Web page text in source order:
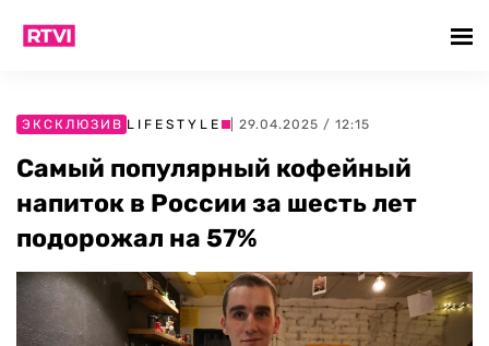
ЭКСКЛЮЗИВ LIFESTYLE | 29.04.2025 / 12:15
Самый популярный кофейный
напиток в России за шесть лет
подорожал на 57%